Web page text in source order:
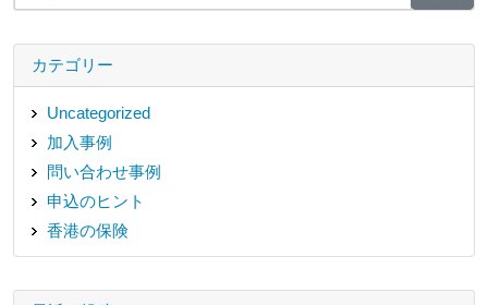
カテゴリー
Uncategorized
加入事例
問い合わせ事例
申込のヒント
香港の保険